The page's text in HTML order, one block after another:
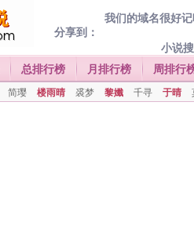
我们的域名很好
分享到：
小说
总排行榜 月排行榜 周排行
简璎 楼雨晴 裘梦 黎孅 千寻 于晴